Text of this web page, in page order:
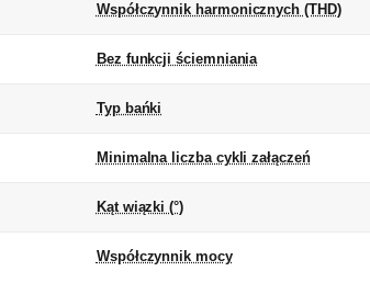
Współczynnik harmonicznych (THD)
Bez funkcji ściemniania
Typ bańki
Minimalna liczba cykli załączeń
Kąt wiązki (°)
Współczynnik mocy